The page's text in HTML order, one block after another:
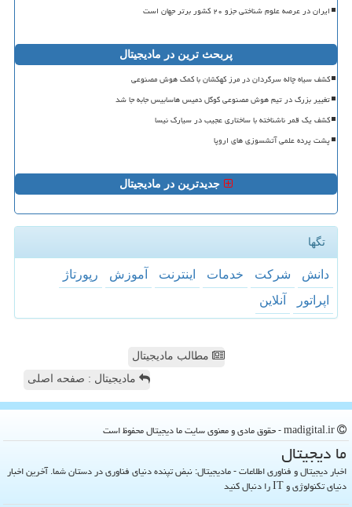
ایران در عرصه علوم شناختی جزو ۲۰ کشور برتر جهان است
پربحث ترین در مادیجیتال
کشف سیاه چاله سرگردان در مرز کهکشان با کمک هوش مصنوعی
تغییر بزرگ در تیم هوش مصنوعی گوگل دمیس هاسابیس جابه جا شد
کشف یک قمر ناشناخته با ساختاری عجیب در سیارک نیسا
پشت پرده علمی آتشسوزی های اروپا
جدیدترین در مادیجیتال
تگها
دانش شركت خدمات اینترنت آموزش
رپورتاژ
اپراتور
آنلاین
مطالب مادیجیتال
مادیجیتال : صفحه اصلی
ما دیجیتال
اخبار دیجیتال و فناوری اطلاعات - مادیجیتال: نبض تپنده دنیای فناوری در دستان شما. آخرین اخبار
دنیای تکنولوژی و IT را دنبال کنید